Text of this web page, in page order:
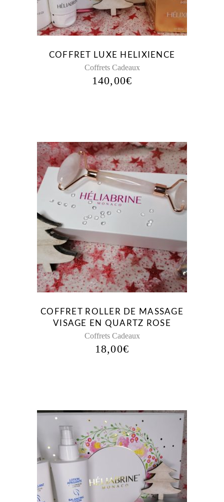
COFFRET LUXE HELIXIENCE
Coffrets Cadeaux
140,00€
COFFRET ROLLER DE MASSAGE
VISAGE EN QUARTZ ROSE
Coffrets Cadeaux
18,00€